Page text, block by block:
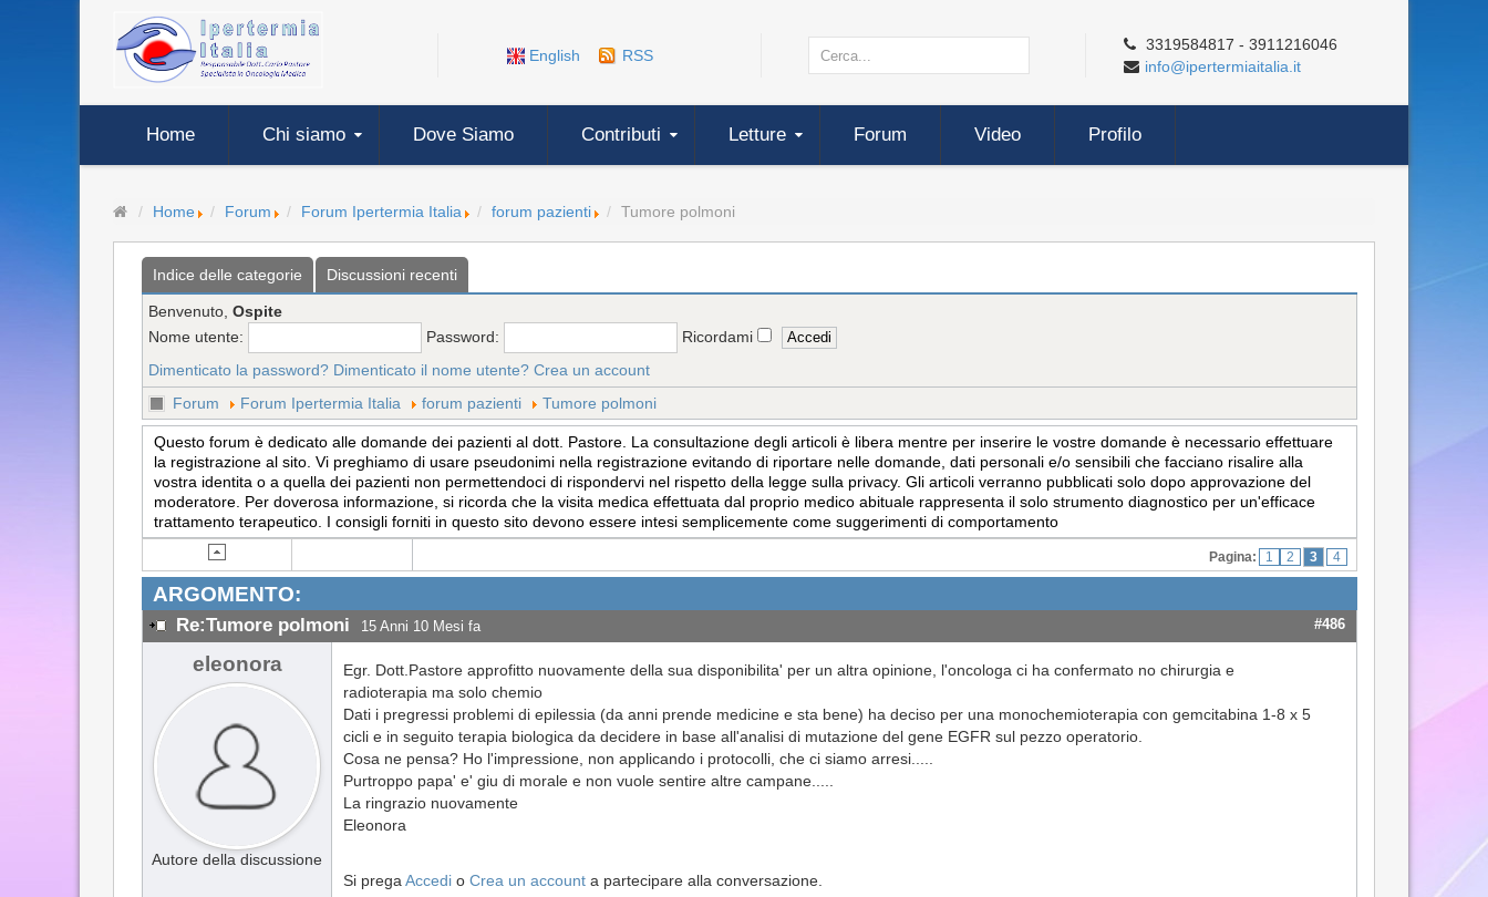
English RSS
3319584817 - 3911216046
info@ipertermiaitalia.it
Home Chi siamo Dove Siamo Contributi Letture Forum Video Profilo
Home Forum Forum Ipertermia Italia forum pazienti Tumore polmoni
Indice delle categorie Discussioni recenti
Benvenuto, Ospite
Nome utente:
Password:
Ricordami
Dimenticato la password? Dimenticato il nome utente? Crea un account
Forum
Forum Ipertermia Italia forum pazienti Tumore polmoni
Questo forum è dedicato alle domande dei pazienti al dott. Pastore. La consultazione degli articoli è libera mentre per inserire le vostre domande è necessario effettuare
la registrazione al sito. Vi preghiamo di usare pseudonimi nella registrazione evitando di riportare nelle domande, dati personali e/o sensibili che facciano risalire alla
vostra identita o a quella dei pazienti non permettendoci di rispondervi nel rispetto della legge sulla privacy. Gli articoli verranno pubblicati solo dopo approvazione del
moderatore. Per doverosa informazione, si ricorda che la visita medica effettuata dal proprio medico abituale rappresenta il solo strumento diagnostico per un'efficace
trattamento terapeutico. I consigli forniti in questo sito devono essere intesi semplicemente come suggerimenti di comportamento
Pagina: 1 2 3 4
ARGOMENTO:
Re:Tumore polmoni 15 Anni 10 Mesi fa #486
eleonora
Autore della discussione
Egr. Dott.Pastore approfitto nuovamente della sua disponibilita' per un altra opinione, l'oncologa ci ha confermato no chirurgia e
radioterapia ma solo chemio
Dati i pregressi problemi di epilessia (da anni prende medicine e sta bene) ha deciso per una monochemioterapia con gemcitabina 1-8 x 5
cicli e in seguito terapia biologica da decidere in base all'analisi di mutazione del gene EGFR sul pezzo operatorio.
Cosa ne pensa? Ho l'impressione, non applicando i protocolli, che ci siamo arresi.....
Purtroppo papa' e' giu di morale e non vuole sentire altre campane.....
La ringrazio nuovamente
Eleonora
Si prega Accedi o Crea un account a partecipare alla conversazione.